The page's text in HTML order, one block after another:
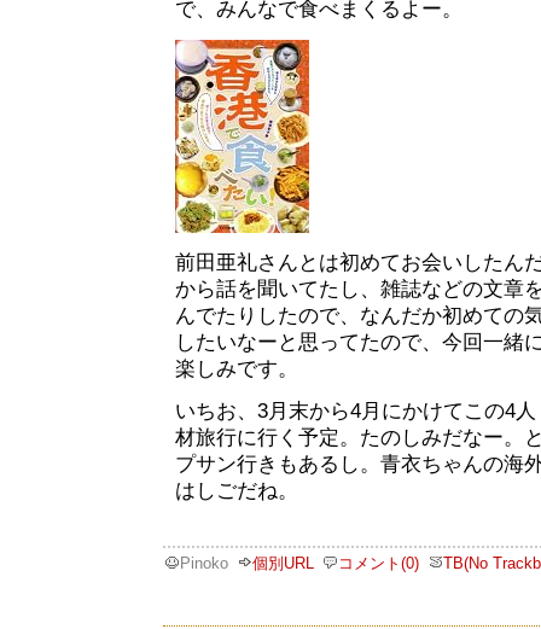
で、みんなで食べまくるよー。
前田亜礼さんとは初めてお会いしたん
から話を聞いてたし、雑誌などの文章
んでたりしたので、なんだか初めての
したいなーと思ってたので、今回一緒
楽しみです。
いちお、3月末から4月にかけてこの4
材旅行に行く予定。たのしみだなー。
プサン行きもあるし。青衣ちゃんの海
はしごだね。
Pinoko 個別URL コメント(0) TB(No